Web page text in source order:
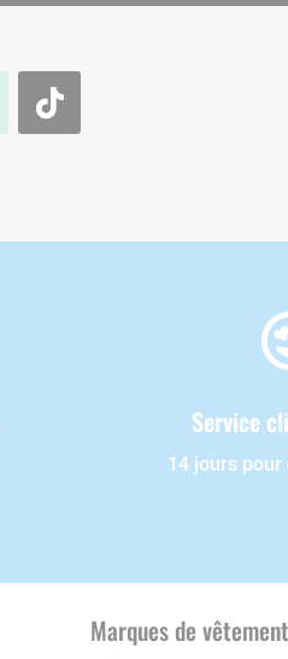
Service
14 jours
Marques de